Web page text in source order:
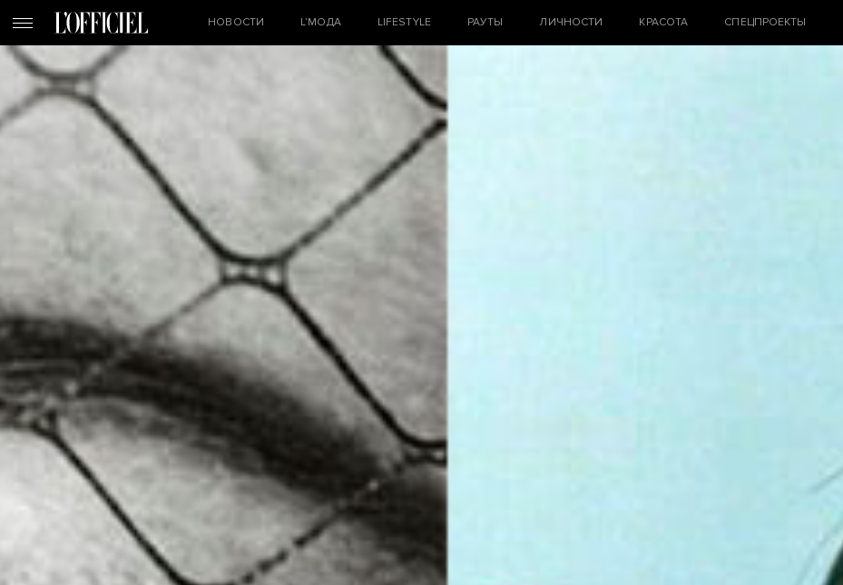
НОВОСТИ L’МОДА LIFESTYLE РАУТЫ ЛИЧНОСТИ КРАСОТА СПЕЦПРОЕКТЫ